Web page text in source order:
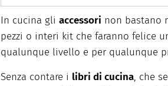
In cucina gli accessori non bastano
pezzi o interi kit che faranno felice
qualunque livello e per qualunque
Senza contare i libri di cucina, che